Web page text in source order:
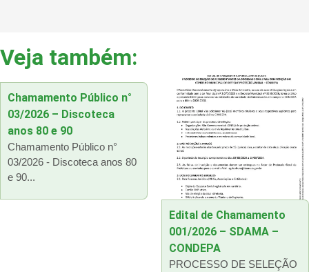
Veja também:
Chamamento Público n°
03/2026 – Discoteca
anos 80 e 90
Chamamento Público n°
03/2026 - Discoteca anos 80
e 90...
Edital de Chamamento
001/2026 – SDAMA –
CONDEPA
PROCESSO DE SELEÇÃO